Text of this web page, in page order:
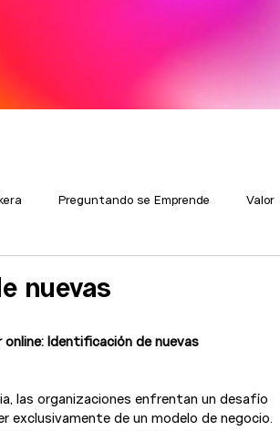
Preguntando se Emprende Valor
nuevas
online: Identificación de nuevas
las organizaciones enfrentan un desafío
exclusivamente de un modelo de negocio.